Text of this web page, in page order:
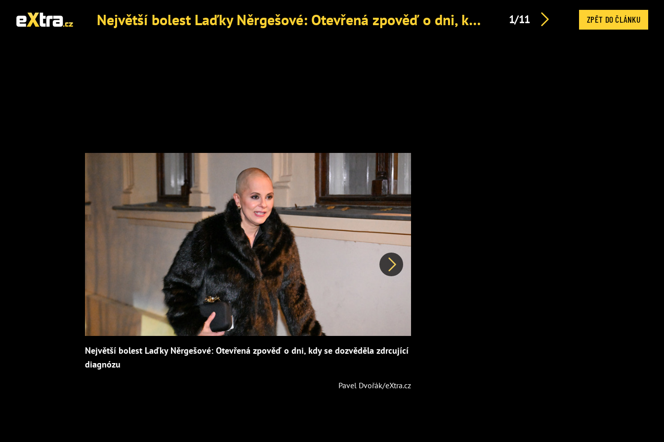
Největší bolest Laďky Něrgešové: Otevřená zpověď o dni, kdy se dozvěděla zdrcující diagnózu 1/11 ZPĚT DO ČLÁNKU
Další
Největší bolest Laďky Něrgešové: Otevřená zpověď o dni, kdy se dozvěděla zdrcující
diagnózu
Pavel Dvořák/eXtra.cz